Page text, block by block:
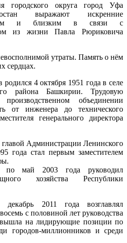
жизни
Павла
городского округа город Уфа
выражают искренние
и близким в связи с
из жизни Павла Рюриковича
утраты. Память о нём
сердцах.
4 октября 1951 года в селе
района Башкирии. Трудовую
объединении
от инженера до технического
генерального директора
Администрации Ленинского
года стал первым заместителем
май 2003 года руководил
хозяйства Республики
2011 года возглавлял
с половиной лет руководства
на лидирующие позиции по
городов-миллионников и среди